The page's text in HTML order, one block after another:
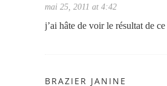
mai 25, 2011 at 4:42
j’ai hâte de voir le résultat de
BRAZIER JANINE